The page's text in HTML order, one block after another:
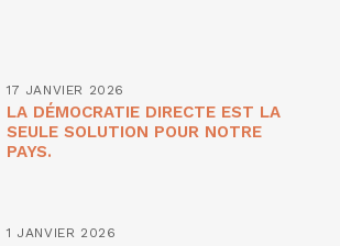
17 JANVIER 2026
LA DÉMOCRATIE DIRECTE EST LA
SEULE SOLUTION POUR NOTRE
PAYS.
1 JANVIER 2026